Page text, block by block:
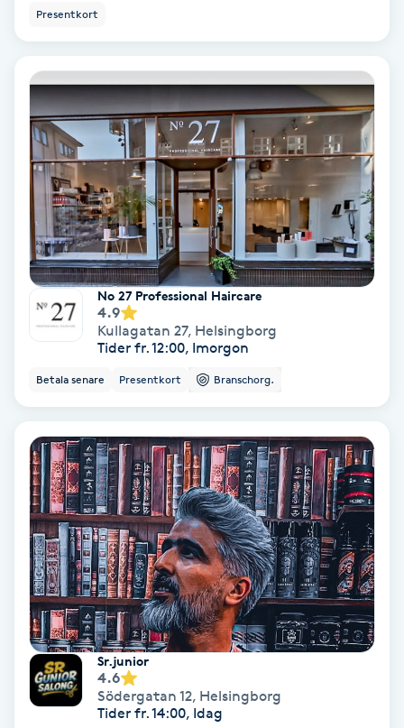
Skinbooster
Sklerosering
Skoinlägg
Skägg
Skäggfärgning
Skäggklippning
Skäggtrimmning
Skönhet
Slingor
Sockring
Spa
Spa manikyr & pedikyr
Spa-manikyr
Presentkort
No 27 Professional Haircare
4.9
Kullagatan 27, Helsingborg
Tider fr. 12:00, Imorgon
Betala senare Presentkort Branschorg.
Sr.junior
4.6
Södergatan 12, Helsingborg
Tider fr. 14:00, Idag